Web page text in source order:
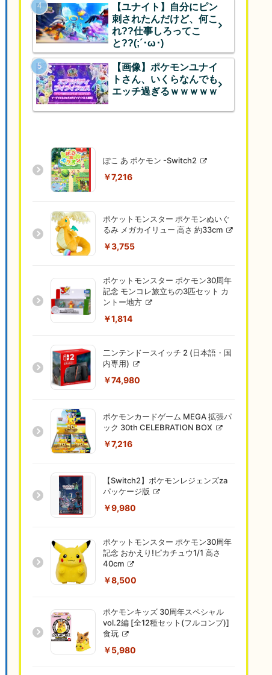
【ユナイト】自分にピン
刺されたんだけど、何こ
れ??仕事しろってこ
と??(;´･ω･)
【画像】ポケモンユナイ
トさん、いくらなんでも
エッチ過ぎるｗｗｗｗｗ
ぽこ あ ポケモン -Switch2
￥7,216
ポケットモンスター ポケモンぬいぐ
るみ メガカイリュー 高さ 約33cm
￥3,755
ポケットモンスター ポケモン30周年
記念 モンコレ旅立ちの3匹セット カ
ントー地方
￥1,814
二ンテンドースイッチ 2 (日本語・国
内専用)
￥74,980
ポケモンカードゲーム MEGA 拡張パ
ック 30th CELEBRATION BOX
￥7,216
【Switch2】ポケモンレジェンズza
パッケージ版
￥9,980
ポケットモンスター ポケモン30周年
記念 おかえり!ピカチュウ1/1 高さ
40cm
￥8,500
ポケモンキッズ 30周年スペシャル
vol.2編 [全12種セット(フルコンプ)]
食玩
￥5,980